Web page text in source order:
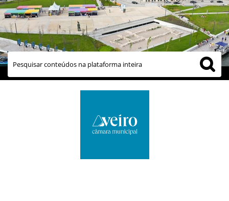
links úteis